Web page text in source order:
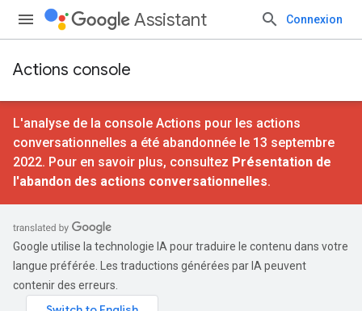
Assistant Connexion
Actions console
L'analyse de la console Actions pour les actions
conversationnelles a été abandonnée le 13 septembre
2022. Pour en savoir plus, consultez Présentation de
l'abandon des actions conversationnelles.
Google utilise la technologie IA pour traduire le contenu dans votre
langue préférée. Les traductions générées par IA peuvent
contenir des erreurs.